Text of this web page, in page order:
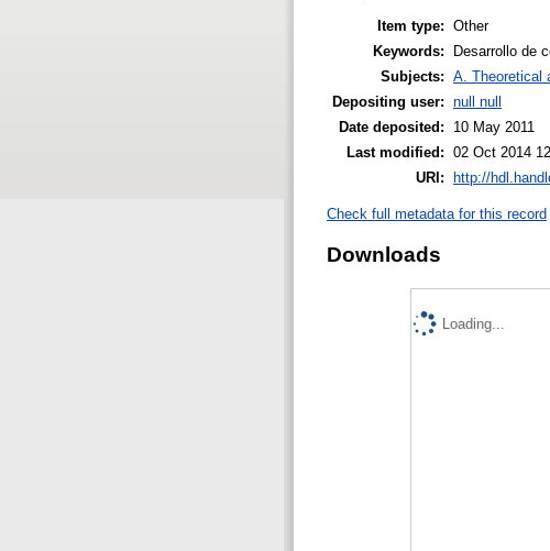
Item type: Other
Keywords:
Desarrollo de
Subjects: A. Theoretical
Depositing user: null null
Date deposited:
10 May 2011
Last modified: 02 Oct 2014
URI:
http://
Check full metadata for this record
Downloads
Loading...